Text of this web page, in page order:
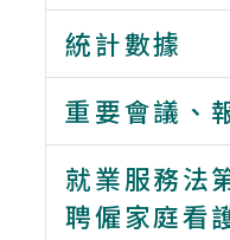
統計數據
重要會議、
就業服務法
聘僱家庭看